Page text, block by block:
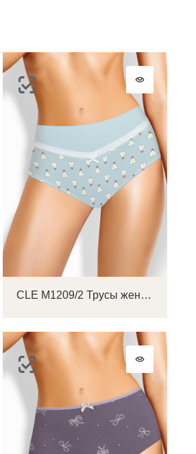
CLE M1209/2 Трусы женские макси